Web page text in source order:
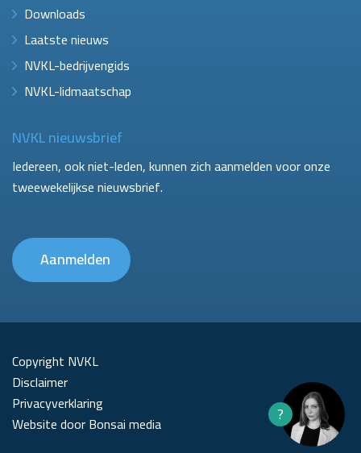
Downloads
Laatste nieuws
NVKL-bedrijvengids
NVKL-lidmaatschap
NVKL nieuwsbrief
Iedereen, ook niet-leden, kunnen zich aanmelden voor onze
tweewekelijkse nieuwsbrief.
Aanmelden
Copyright NVKL
Disclaimer
Privacyverklaring
Website door Bonsai media
?